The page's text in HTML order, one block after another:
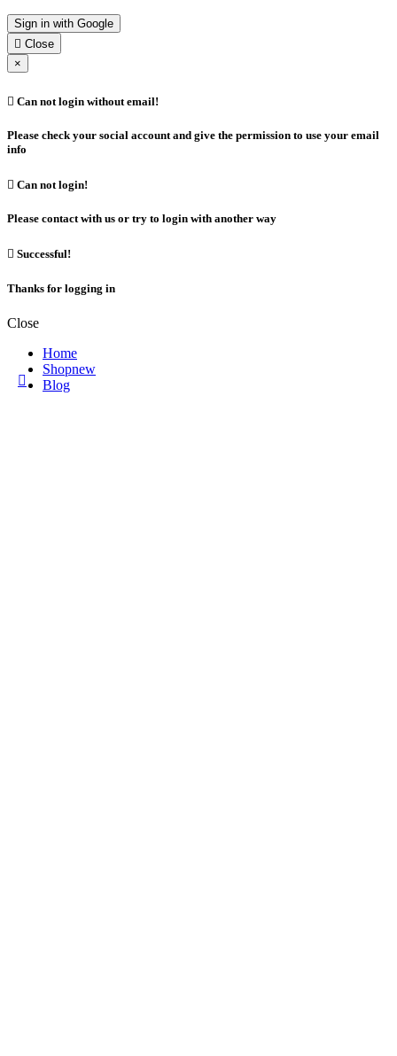

Sign in with Google
 Close
×
 Can not login without email!
Please check your social account and give the permission to use your email
info
 Can not login!
Please contact with us or try to login with another way
 Successful!
Thanks for logging in
Close
Home
Shopnew
Blog